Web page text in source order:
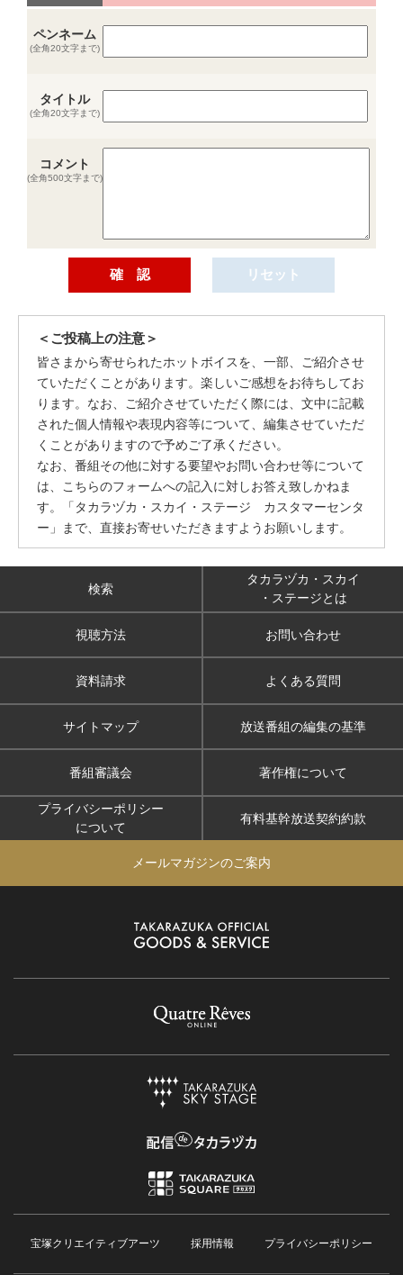
ペンネーム
(全角20文字まで)
タイトル
(全角20文字まで)
コメント
(全角500文字まで)
＜ご投稿上の注意＞
皆さまから寄せられたホットボイスを、一部、ご紹介させ
ていただくことがあります。楽しいご感想をお待ちしてお
ります。なお、ご紹介させていただく際には、文中に記載
された個人情報や表現内容等について、編集させていただ
くことがありますので予めご了承ください。
なお、番組その他に対する要望やお問い合わせ等について
は、こちらのフォームへの記入に対しお答え致しかねま
す。「タカラヅカ・スカイ・ステージ カスタマーセンタ
ー」まで、直接お寄せいただきますようお願いします。
検索
タカラヅカ・スカイ
・ステージとは
視聴方法 お問い合わせ
資料請求 よくある質問
サイトマップ 放送番組の編集の基準
番組審議会 著作権について
プライバシーポリシー
について
有料基幹放送契約約款
メールマガジンのご案内
宝塚クリエイティブアーツ 採用情報 プライバシーポリシー